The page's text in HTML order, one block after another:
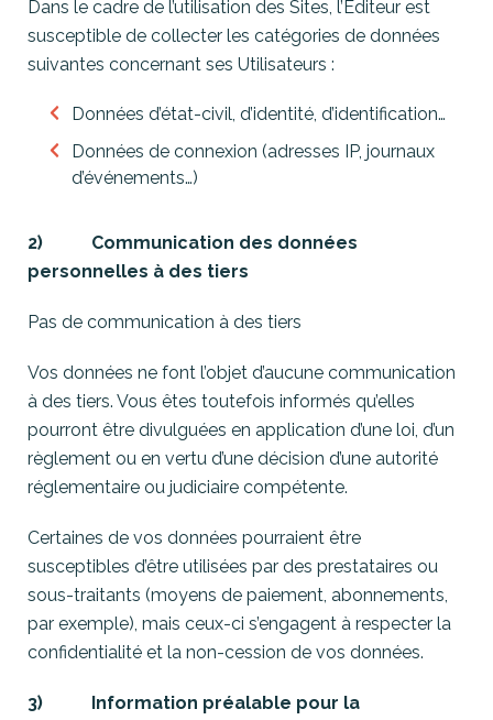
Dans le cadre de l’utilisation des Sites, l’Éditeur est
susceptible de collecter les catégories de données
suivantes concernant ses Utilisateurs :
Données d’état-civil, d’identité, d’identification…
Données de connexion (adresses IP, journaux
d’événements…)
2) Communication des données
personnelles à des tiers
Pas de communication à des tiers
Vos données ne font l’objet d’aucune communication
à des tiers. Vous êtes toutefois informés qu’elles
pourront être divulguées en application d’une loi, d’un
règlement ou en vertu d’une décision d’une autorité
réglementaire ou judiciaire compétente.
Certaines de vos données pourraient être
susceptibles d’être utilisées par des prestataires ou
sous-traitants (moyens de paiement, abonnements,
par exemple), mais ceux-ci s’engagent à respecter la
confidentialité et la non-cession de vos données.
3) Information préalable pour la